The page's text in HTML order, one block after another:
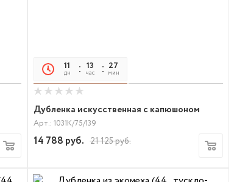
11
дн
13
час
27
мин
Дубленка искусственная с капюшоном
Арт.: 1031К/75/139
14 788 руб. 21 125руб.